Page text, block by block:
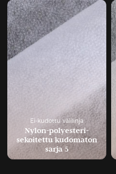
Ei-kudottu välilinja
Nylon-polyesteri-
sekoitettu kudomaton
sarja 5